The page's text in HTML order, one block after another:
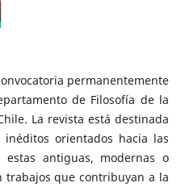
permanentemente
de Filosofía de la
La revista está destinada
orientados hacia las
estas antiguas, modernas o
trabajos que contribuyan a la